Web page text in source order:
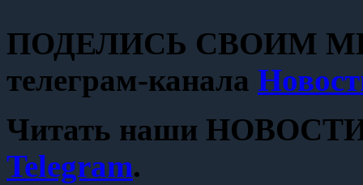
ПОДЕЛИСЬ СВОИМ
телеграм-канала
Читать наши НОВОСТИ
Telegram.